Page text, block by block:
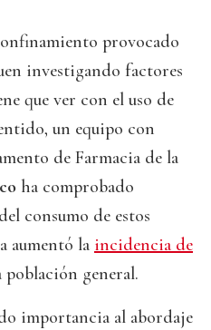
provocado
investigando factores
que ver con el uso de
un equipo con
de Farmacia de la
ha comprobado
consumo de estos
aumentó la incidencia de
población general.
importancia al abordaje